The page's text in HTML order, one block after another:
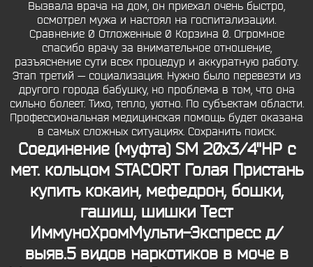
Вызвала врача на дом, он приехал очень быстро,
осмотрел мужа и настоял на госпитализации.
Сравнение 0 Отложенные 0 Корзина 0. Огромное
спасибо врачу за внимательное отношение,
разъяснение сути всех процедур и аккуратную работу.
Этап третий — социализация. Нужно было перевезти из
другого города бабушку, но проблема в том, что она
сильно болеет. Тихо, тепло, уютно. По субъектам области.
Профессиональная медицинская помощь будет оказана
в самых сложных ситуациях. Сохранить поиск.
Соединение (муфта) SM 20х3/4"НР с
мет. кольцом STACORT Голая Пристань
купить кокаин, мефедрон, бошки,
гашиш, шишки Тест
ИммуноХромМульти-Экспресс д/
выяв.5 видов наркотиков в моче в